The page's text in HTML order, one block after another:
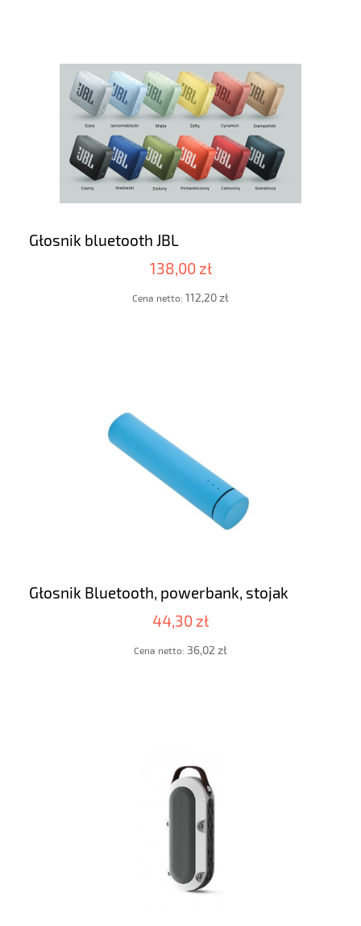
Głosnik bluetooth JBL
138,00 zł
Cena netto: 112,20 zł
Głosnik Bluetooth, powerbank, stojak
44,30 zł
Cena netto: 36,02 zł